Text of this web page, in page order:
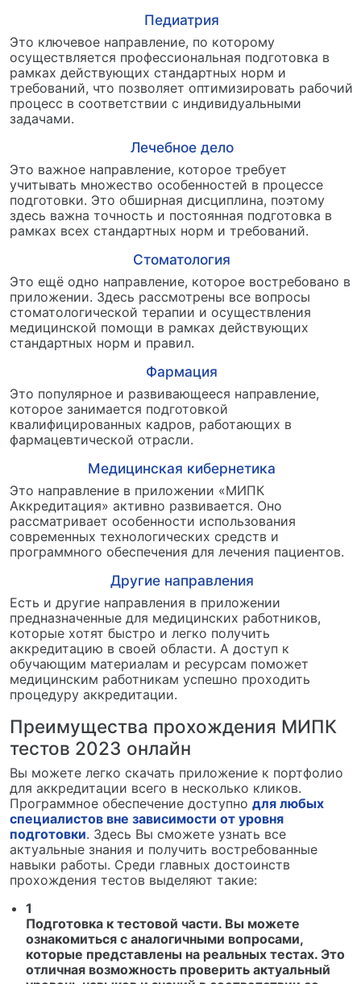
Педиатрия
Это ключевое направление, по которому
осуществляется профессиональная подготовка в
рамках действующих стандартных норм и
требований, что позволяет оптимизировать рабочий
процесс в соответствии с индивидуальными
задачами.
Лечебное дело
Это важное направление, которое требует
учитывать множество особенностей в процессе
подготовки. Это обширная дисциплина, поэтому
здесь важна точность и постоянная подготовка в
рамках всех стандартных норм и требований.
Стоматология
Это ещё одно направление, которое востребовано в
приложении. Здесь рассмотрены все вопросы
стоматологической терапии и осуществления
медицинской помощи в рамках действующих
стандартных норм и правил.
Фармация
Это популярное и развивающееся направление,
которое занимается подготовкой
квалифицированных кадров, работающих в
фармацевтической отрасли.
Медицинская кибернетика
Это направление в приложении «МИПК
Аккредитация» активно развивается. Оно
рассматривает особенности использования
современных технологических средств и
программного обеспечения для лечения пациентов.
Другие направления
Есть и другие направления в приложении
предназначенные для медицинских работников,
которые хотят быстро и легко получить
аккредитацию в своей области. А доступ к
обучающим материалам и ресурсам поможет
медицинским работникам успешно проходить
процедуру аккредитации.
Преимущества прохождения МИПК
тестов 2023 онлайн
Вы можете легко скачать приложение к портфолио
для аккредитации всего в несколько кликов.
Программное обеспечение доступно для любых
специалистов вне зависимости от уровня
подготовки. Здесь Вы сможете узнать все
актуальные знания и получить востребованные
навыки работы. Среди главных достоинств
прохождения тестов выделяют такие:
1
Подготовка к тестовой части. Вы можете
ознакомиться с аналогичными вопросами,
которые представлены на реальных тестах. Это
отличная возможность проверить актуальный